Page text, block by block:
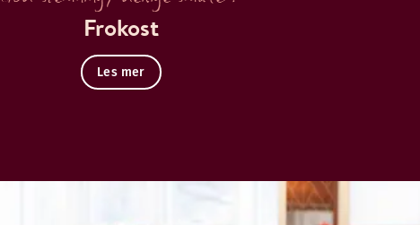
Frokost
Les mer